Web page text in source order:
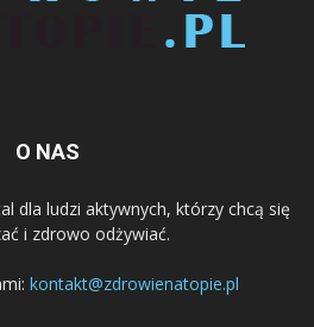
O NAS
dla ludzi aktywnych, którzy chcą się
i zdrowo odżywiać.
kontakt@zdrowienatopie.pl